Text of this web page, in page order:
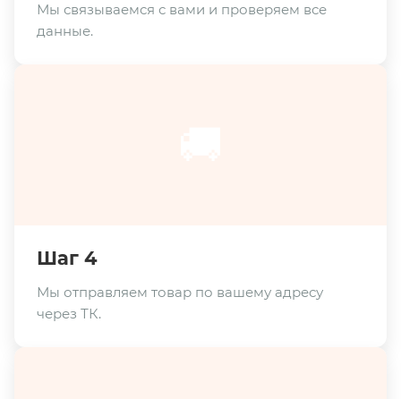
Мы связываемся с вами и проверяем все
данные.
Шаг 4
Мы отправляем товар по вашему адресу
через ТК.